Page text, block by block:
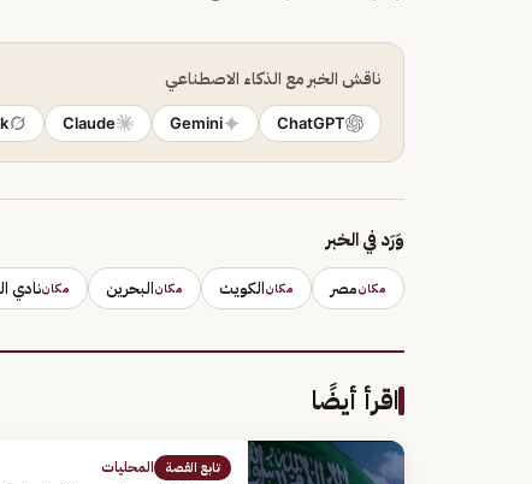
ناقش الخبر مع الذكاء الاصطناعي
ChatGPT
Gemini
Claude
وَرَد في الخبر
مكانمصر مكانالكويت مكانالبحرين مكاننادي
اقرأ أيضًا
تابع القصة المحليات